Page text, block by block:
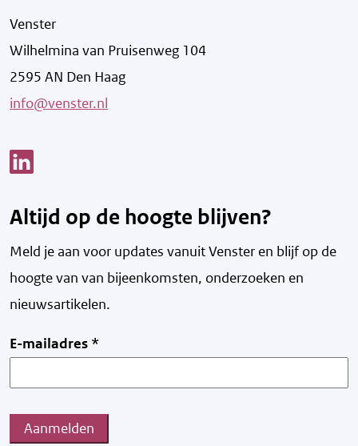
Venster
Wilhelmina van Pruisenweg 104
2595 AN Den Haag
info@venster.nl
Altijd op de hoogte blijven?
Meld je aan voor updates vanuit Venster en blijf op de
hoogte van van bijeenkomsten, onderzoeken en
nieuwsartikelen.
E-mailadres *
Aanmelden